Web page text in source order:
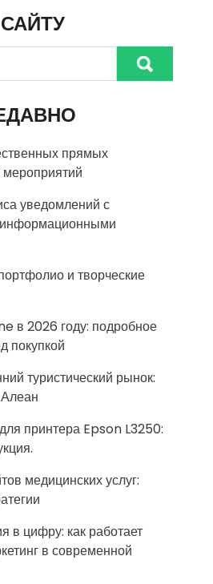
прямых
уведомлений с
и творческие
в 2026 году: подробное
покупкой
туристический рынок:
принтера Epson L3250:
медицинских услуг:
в цифру: как работает
в современной